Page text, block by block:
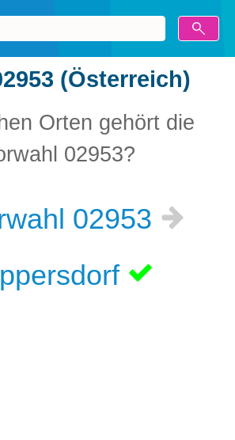
(Österreich)
Orten gehört die
02953?
02953